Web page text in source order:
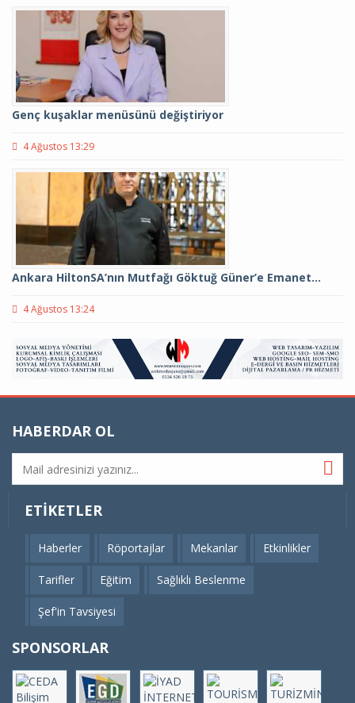
Genç kuşaklar menüsünü değiştiriyor
4 Ağustos 13:29
Ankara HiltonSA’nın Mutfağı Göktuğ Güner’e Emanet…
4 Ağustos 13:24
HABERDAR OL
ETIKETLER
Haberler Röportajlar Mekanlar Etkinlikler
Tarifler Eğitim Sağlıklı Beslenme
Şef'in Tavsiyesi
SPONSORLAR